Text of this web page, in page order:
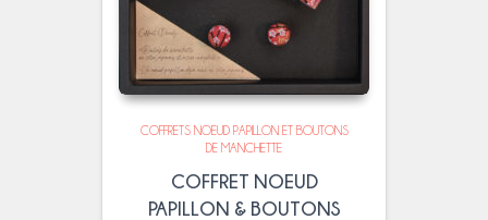
COFFRETS NOEUD PAPILLON ET BOUTONS
DE MANCHETTE
COFFRET NOEUD
PAPILLON & BOUTONS